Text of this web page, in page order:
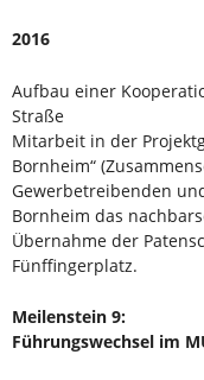
2016
Aufbau einer
Straße
Mitarbeit in der
Bornheim“
Gewerbetreibenden
Bornheim das
Übernahme der
Fünffingerplatz.
Meilenstein 9:
Führungswechsel im